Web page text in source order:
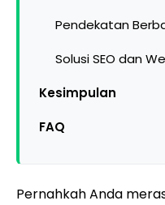
Pendekatan
Solusi SEO dan
Kesimpulan
FAQ
Pernahkah Anda